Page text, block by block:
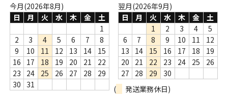
Webのみ no.2
Webのみ no.4
売り切れ
Help
今月(2026年8月)
日
月 火 水 木 金
土
1
2
3 4 5 6 7
8
9
10 11 12 13 14
15
16
17 18 19 20 21
22
23
24 25 26 27 28
29
30
31
翌月(2026年9月)
日
月 火 水 木 金
土
1
2 3 4
5
6
7 8 9 10 11
12
13
14 15 16 17 18
19
20
21 22 23 24 25
26
27
28 29
30
(
発送業務休日)